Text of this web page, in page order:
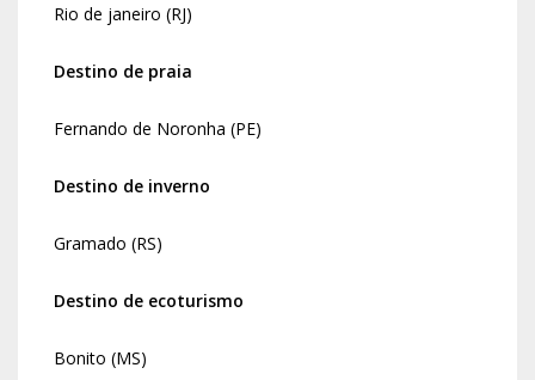
Rio de janeiro (RJ)
Destino de praia
Fernando de Noronha (PE)
Destino de inverno
Gramado (RS)
Destino de ecoturismo
Bonito (MS)